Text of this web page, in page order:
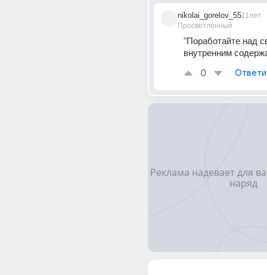
nikolai_gorelov_55
Просветленный
11лет
"Поработайте над
внутренним
0